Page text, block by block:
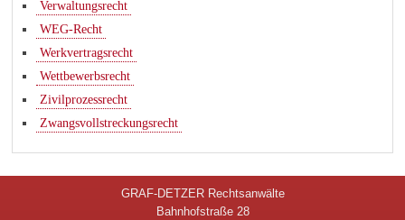
Verwaltungsrecht
WEG-Recht
Werkvertragsrecht
Wettbewerbsrecht
Zivilprozessrecht
Zwangsvollstreckungsrecht
GRAF-DETZER Rechtsanwälte
Bahnhofstraße 28